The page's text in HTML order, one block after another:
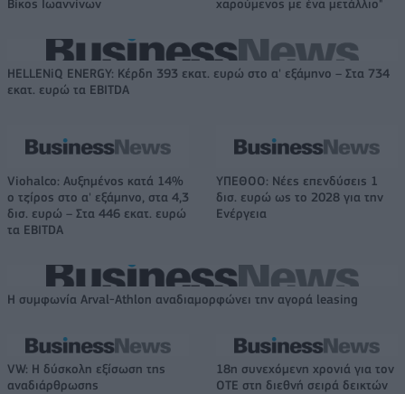
Βίκος Ιωαννίνων
χαρούμενος με ένα μετάλλιο"
HELLENiQ ENERGY: Κέρδη 393 εκατ. ευρώ στο α' εξάμηνο – Στα 734
εκατ. ευρώ τα EBITDA
Viohalco: Αυξημένος κατά 14%
ο τζίρος στο α' εξάμηνο, στα 4,3
δισ. ευρώ – Στα 446 εκατ. ευρώ
τα EBITDA
ΥΠΕΘΟΟ: Νέες επενδύσεις 1
δισ. ευρώ ως το 2028 για την
Ενέργεια
Η συμφωνία Arval-Athlon αναδιαμορφώνει την αγορά leasing
VW: Η δύσκολη εξίσωση της
αναδιάρθρωσης
18η συνεχόμενη χρονιά για τον
ΟΤΕ στη διεθνή σειρά δεικτών